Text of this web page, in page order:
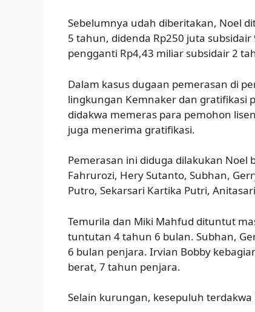
Sebelumnya udah diberitakan, Noel
5 tahun, didenda Rp250 juta
pengganti Rp4,43 miliar subsidair 2
Dalam kasus dugaan pemerasan di
lingkungan Kemnaker dan gratifikasi
didakwa memeras para pemohon
juga menerima gratifikasi.
Pemerasan ini diduga dilakukan
Fahrurozi, Hery Sutanto, Subhan,
Putro, Sekarsari Kartika Putri,
Temurila dan Miki Mahfud dituntut
tuntutan 4 tahun 6 bulan. Subhan,
6 bulan penjara. Irvian Bobby
berat, 7 tahun penjara.
Selain kurungan, kesepuluh